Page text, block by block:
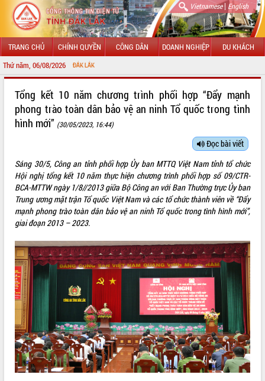
Vietnamese| English
TRANG CHỦ CHÍNH QUYỀN CÔNG DÂN DOANH NGHIỆP DU KHÁCH
Thứ năm, 06/08/2026
LÃNH ĐẠO UBND TỈNH
SỞ, BAN, NGÀNH
UBND CÁC XÃ, PHƯỜNG
THÔNG TIN CHỈ ĐẠO ĐIỀU HÀNH
VĂN BẢN HĐND TỈNH
ĐIỂM TIN VĂN BẢN
QUY HOẠCH - KẾ HOẠCH
Tổng kết 10 năm chương trình phối hợp “Đẩy mạnh
phong trào toàn dân bảo vệ an ninh Tổ quốc trong tình
hình mới” (30/05/2023, 16:44)
Đọc bài viết
Sáng 30/5, Công an tỉnh phối hợp Ủy ban MTTQ Việt Nam tỉnh tổ chức
Hội nghị tổng kết 10 năm thực hiện chương trình phối hợp số 09/CTR-
BCA-MTTW ngày 1/8//2013 giữa Bộ Công an với Ban Thường trực Ủy ban
Trung ương mặt trận Tổ quốc Việt Nam và các tổ chức thành viên về “Đẩy
mạnh phong trào toàn dân bảo vệ an ninh Tổ quốc trong tình hình mới”,
giai đoạn 2013 – 2023.